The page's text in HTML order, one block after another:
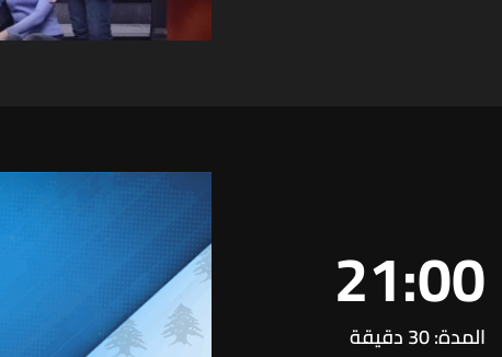
21:00
المدة: 30 دقيقة